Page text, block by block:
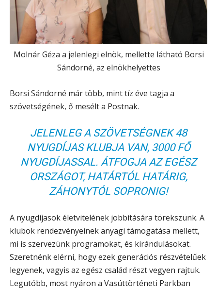
Molnár Géza a jelenlegi elnök, mellette látható Borsi
Sándorné, az elnökhelyettes
Borsi Sándorné már több, mint tíz éve tagja a
szövetségének, ő mesélt a Postnak.
JELENLEG A SZÖVETSÉGNEK 48
NYUGDÍJAS KLUBJA VAN, 3000 FŐ
NYUGDÍJASSAL. ÁTFOGJA AZ EGÉSZ
ORSZÁGOT, HATÁRTÓL HATÁRIG,
ZÁHONYTÓL SOPRONIG!
A nyugdíjasok életvitelének jobbítására törekszünk. A
klubok rendezvényeinek anyagi támogatása mellett,
mi is szervezünk programokat, és kirándulásokat.
Szeretnénk elérni, hogy ezek generációs részvételűek
legyenek, vagyis az egész család részt vegyen rajtuk.
Legutóbb, most nyáron a Vasúttörténeti Parkban